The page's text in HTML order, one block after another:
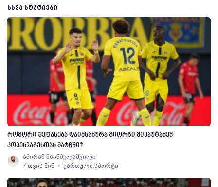
ᲡᲮᲕᲐ ᲡᲢᲐᲢᲘᲔᲑᲘ
როგორი შეფასება დაიმსახურა გიორგი მიქაუტაძემ
კოპენჰაგენთან მატჩში?
ამირან შაიშმელაშვილი
7 თვის წინ
ქართული სპორტი